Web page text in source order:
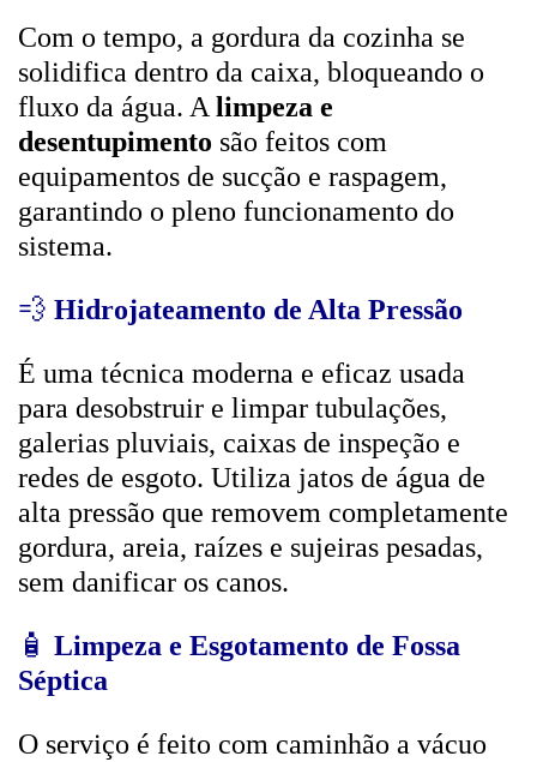
Com o tempo, a gordura da cozinha se
solidifica dentro da caixa, bloqueando o
fluxo da água. A limpeza e
desentupimento são feitos com
equipamentos de sucção e raspagem,
garantindo o pleno funcionamento do
sistema.
💨 Hidrojateamento de Alta Pressão
É uma técnica moderna e eficaz usada
para desobstruir e limpar tubulações,
galerias pluviais, caixas de inspeção e
redes de esgoto. Utiliza jatos de água de
alta pressão que removem completamente
gordura, areia, raízes e sujeiras pesadas,
sem danificar os canos.
🧴 Limpeza e Esgotamento de Fossa
Séptica
O serviço é feito com caminhão a vácuo